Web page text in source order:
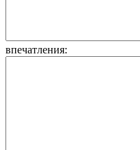
впечатления: